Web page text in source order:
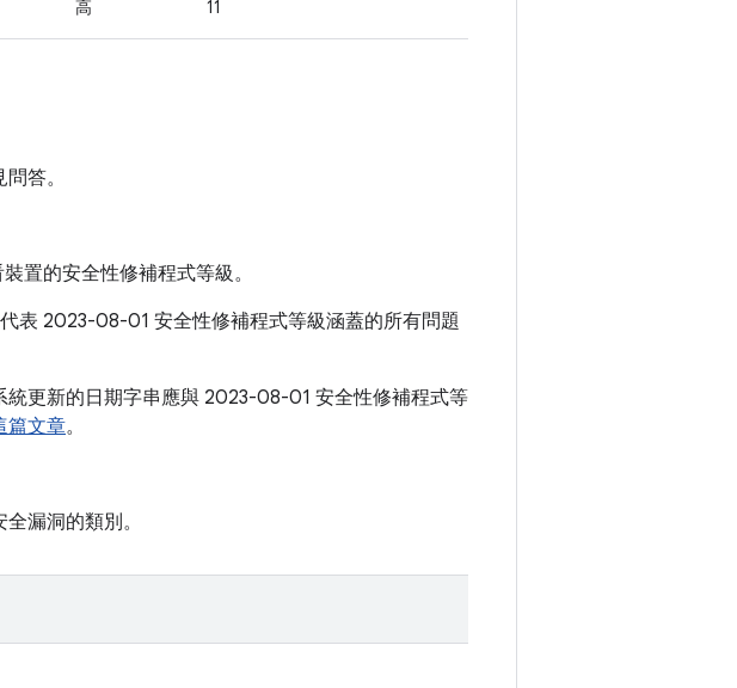
高 11
答。
置的安全性修補程式等級。
表 2023-08-01 安全性修補程式等級涵蓋的所有問題
更新的日期字串應與 2023-08-01 安全性修補程式等
篇文章。
漏洞的類別。